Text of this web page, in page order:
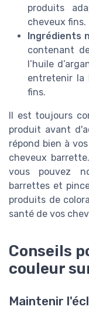
produits
cheveux fins.
Ingrédients
contenant
l’huile
entretenir la
fins.
Il est toujours
produit avant
répond bien à
cheveux
vous pouvez
barrettes et
produits de
santé de vos
Conseils
couleur
Maintenir